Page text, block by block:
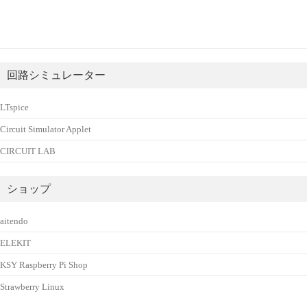
回路シミュレーター
LTspice
Circuit Simulator Applet
CIRCUIT LAB
ショップ
aitendo
ELEKIT
KSY Raspberry Pi Shop
Strawberry Linux